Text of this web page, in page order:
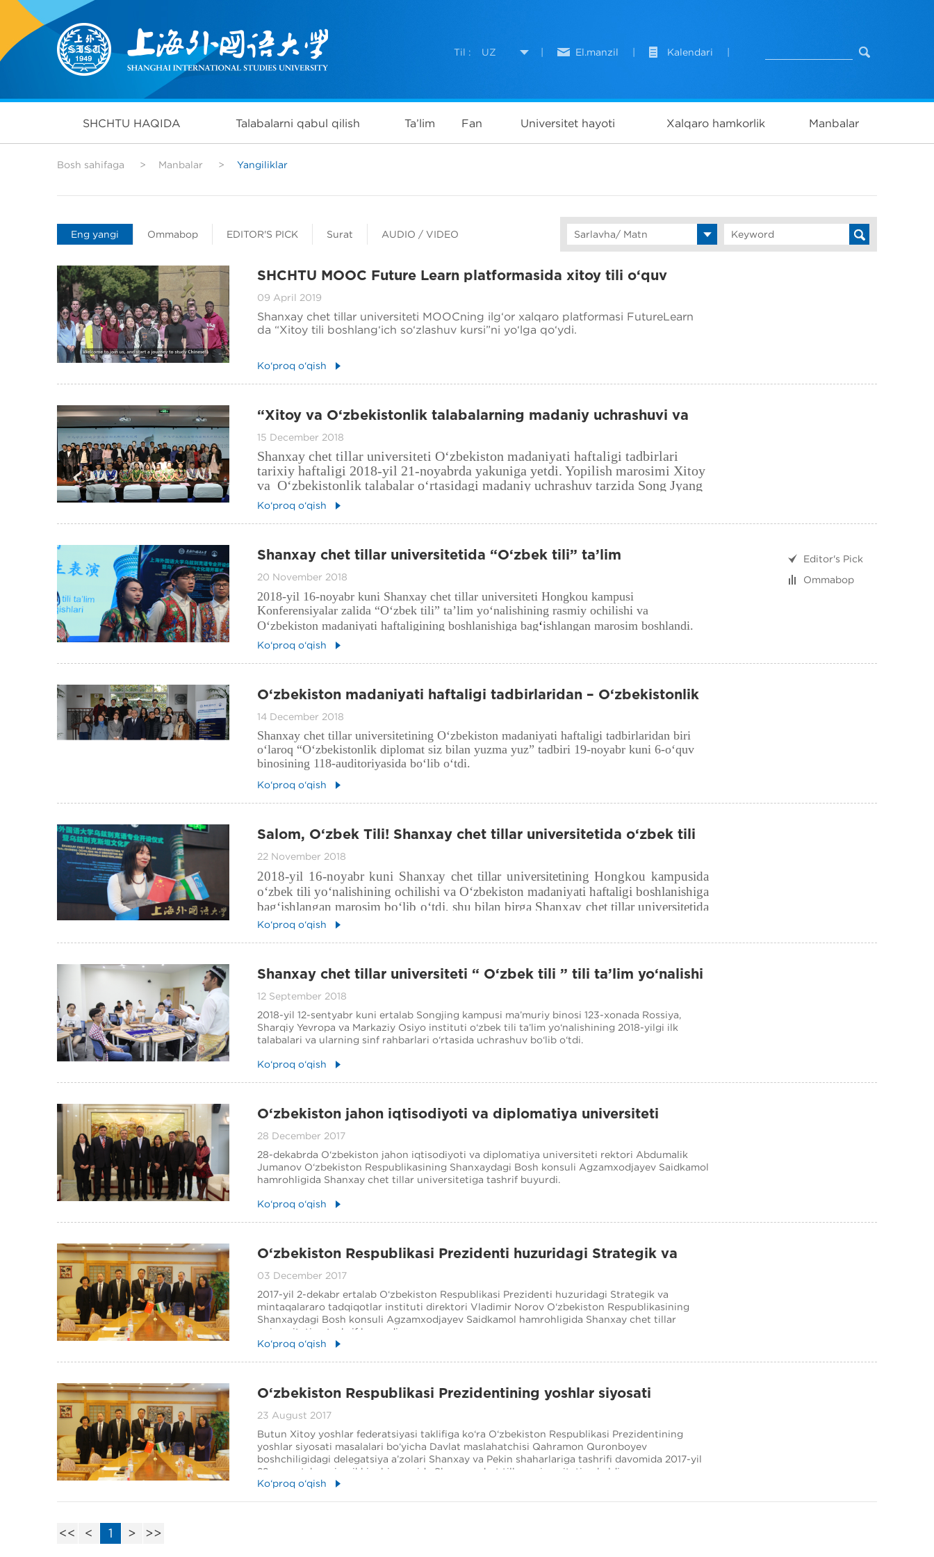
Til : UZ El.manzil Kalendari
SHCHTU HAQIDA Talabalarni qabul qilish Ta’lim Fan Universitet hayoti Xalqaro hamkorlik Manbalar
Bosh sahifaga > Manbalar > Yangiliklar
Sarlavha/ Matn
Eng yangi Ommabop EDITOR'S PICK Surat AUDIO / VIDEO
SHCHTU MOOC Future Learn platformasida xitoy tili o‘quv
kurslarini yo‘lga qo‘ymoqda
09 April 2019
Shanxay chet tillar universiteti MOOCning ilg‘or xalqaro platformasi FutureLearn
da “Xitoy tili boshlang‘ich so‘zlashuv kursi”ni yo‘lga qo‘ydi.
Ko‘proq o‘qish
“Xitoy va O‘zbekistonlik talabalarning madaniy uchrashuvi va
O‘zbekiston madaniyati haftaligi yakuni” tadbiri o‘z nihoyasiga
yetdi.
15 December 2018
Shanxay chet tillar universiteti O‘zbekiston madaniyati haftaligi tadbirlari
tarixiy haftaligi 2018-yil 21-noyabrda yakuniga yetdi. Yopilish marosimi Xitoy
va O‘zbekistonlik talabalar o‘rtasidagi madaniy uchrashuv tarzida Song Jyang
kampusidagi xalqaro ta’lim markazining majlislar zalida bo‘lib o‘tdi.
Ko‘proq o‘qish
Shanxay chet tillar universitetida “O‘zbek tili” ta’lim
yo‘nalishining ochilish marosimi va O‘zbekiston madaniyati
haftaligi
20 November 2018
2018-yil 16-noyabr kuni Shanxay chet tillar universiteti Hongkou kampusi
Konferensiyalar zalida “O‘zbek tili” ta’lim yo‘nalishining rasmiy ochilishi va
O‘zbekiston madaniyati haftaligining boshlanishiga bag‘ishlangan marosim boshlandi.
Ko‘proq o‘qish
Editor's Pick
Ommabop
O‘zbekiston madaniyati haftaligi tadbirlaridan – O‘zbekistonlik
diplomat bilan yuzma yuz.
14 December 2018
Shanxay chet tillar universitetining O‘zbekiston madaniyati haftaligi tadbirlaridan biri
o‘laroq “O‘zbekistonlik diplomat siz bilan yuzma yuz” tadbiri 19-noyabr kuni 6-o‘quv
binosining 118-auditoriyasida bo‘lib o‘tdi.
Ko‘proq o‘qish
Salom, O‘zbek Tili! Shanxay chet tillar universitetida o‘zbek tili
bilan uchrashuv.
22 November 2018
2018-yil 16-noyabr kuni Shanxay chet tillar universitetining Hongkou kampusida
o‘zbek tili yo‘nalishining ochilishi va O‘zbekiston madaniyati haftaligi boshlanishiga
bag‘ishlangan marosim bo‘lib o‘tdi, shu bilan birga Shanxay chet tillar universitetida
O‘zbekiston tadqiqotlar markazi ham ochildi.
Ko‘proq o‘qish
Shanxay chet tillar universiteti “ O‘zbek tili ” tili ta’lim yo‘nalishi
birinchi darsi
12 September 2018
2018-yil 12-sentyabr kuni ertalab Songjing kampusi ma’muriy binosi 123-xonada Rossiya,
Sharqiy Yevropa va Markaziy Osiyo instituti o‘zbek tili ta’lim yo‘nalishining 2018-yilgi ilk
talabalari va ularning sinf rahbarlari o‘rtasida uchrashuv bo‘lib o‘tdi.
Ko‘proq o‘qish
O‘zbekiston jahon iqtisodiyoti va diplomatiya universiteti
rektorining tashrifi
28 December 2017
28-dekabrda O‘zbekiston jahon iqtisodiyoti va diplomatiya universiteti rektori Abdumalik
Jumanov O‘zbekiston Respublikasining Shanxaydagi Bosh konsuli Agzamxodjayev Saidkamol
hamrohligida Shanxay chet tillar universitetiga tashrif buyurdi.
Ko‘proq o‘qish
O‘zbekiston Respublikasi Prezidenti huzuridagi Strategik va
mintaqalararo tadqiqotlar instituti direktorining tashrifi
03 December 2017
2017-yil 2-dekabr ertalab O‘zbekiston Respublikasi Prezidenti huzuridagi Strategik va
mintaqalararo tadqiqotlar instituti direktori Vladimir Norov O‘zbekiston Respublikasining
Shanxaydagi Bosh konsuli Agzamxodjayev Saidkamol hamrohligida Shanxay chet tillar
universitetiga tashrif buyurdi.
Ko‘proq o‘qish
O‘zbekiston Respublikasi Prezidentining yoshlar siyosati
masalalari bo‘yicha Davlat maslahatchisi tashrifi
23 August 2017
Butun Xitoy yoshlar federatsiyasi taklifiga ko‘ra O‘zbekiston Respublikasi Prezidentining
yoshlar siyosati masalalari bo‘yicha Davlat maslahatchisi Qahramon Quronboyev
boshchiligidagi delegatsiya a’zolari Shanxay va Pekin shaharlariga tashrifi davomida 2017-yil
22-avgust, kunning ikkinchi yarmida Shanxay chet tillar universitetiga keldi.
Ko‘proq o‘qish
<< < 1 > >>